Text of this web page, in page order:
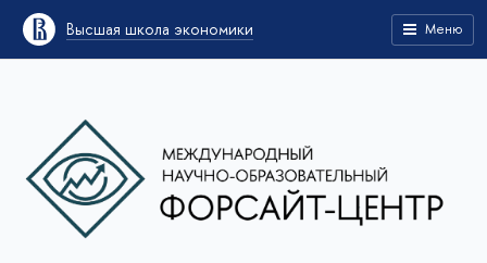
Высшая школа экономики Меню